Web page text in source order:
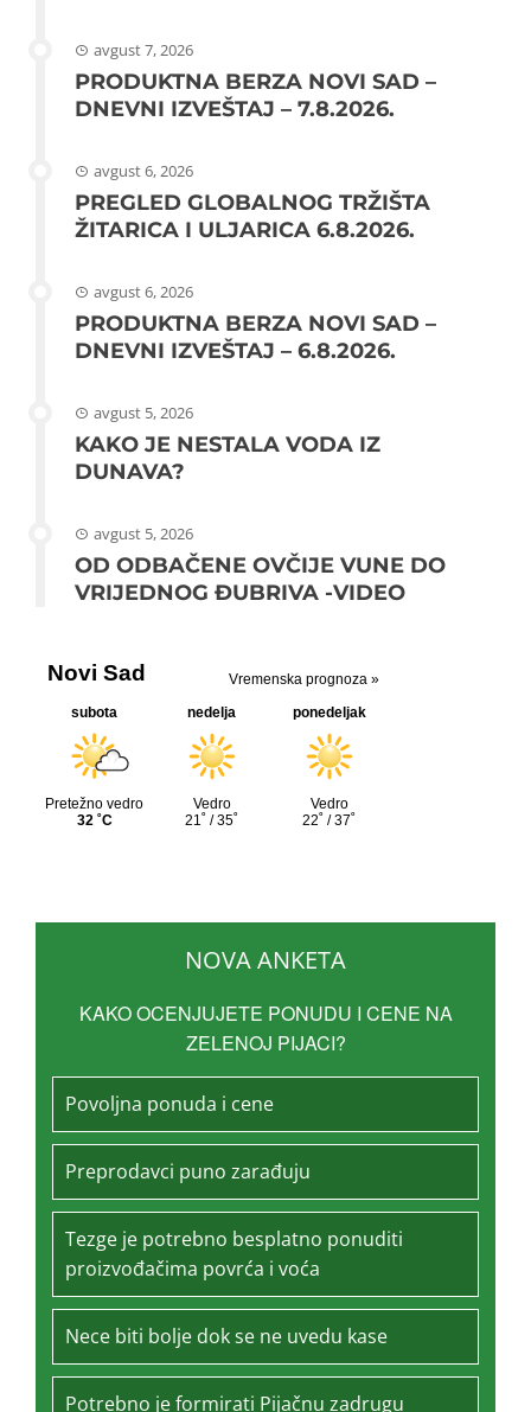
avgust 7, 2026
PRODUKTNA BERZA NOVI SAD –
DNEVNI IZVEŠTAJ – 7.8.2026.
avgust 6, 2026
PREGLED GLOBALNOG TRŽIŠTA
ŽITARICA I ULJARICA 6.8.2026.
avgust 6, 2026
PRODUKTNA BERZA NOVI SAD –
DNEVNI IZVEŠTAJ – 6.8.2026.
avgust 5, 2026
KAKO JE NESTALA VODA IZ
DUNAVA?
avgust 5, 2026
OD ODBAČENE OVČIJE VUNE DO
VRIJEDNOG ĐUBRIVA -VIDEO
NOVA ANKETA
KAKO OCENJUJETE PONUDU I CENE NA
ZELENOJ PIJACI?
Povoljna ponuda i cene
Preprodavci puno zarađuju
Tezge je potrebno besplatno ponuditi
proizvođačima povrća i voća
Nece biti bolje dok se ne uvedu kase
Potrebno je formirati Pijačnu zadrugu